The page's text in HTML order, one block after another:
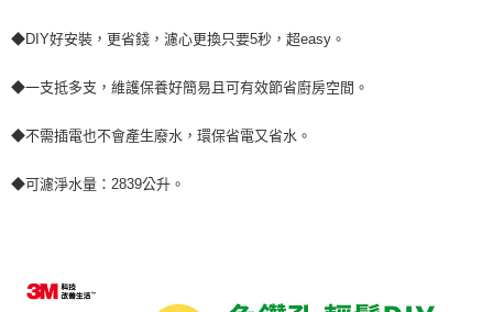
◆DIY好安裝，更省錢，濾心更換只要5秒，超easy。
◆一支抵多支，維護保養好簡易且可有效節省廚房空間。
◆不需插電也不會產生廢水，環保省電又省水。
◆可濾淨水量：2839公升。